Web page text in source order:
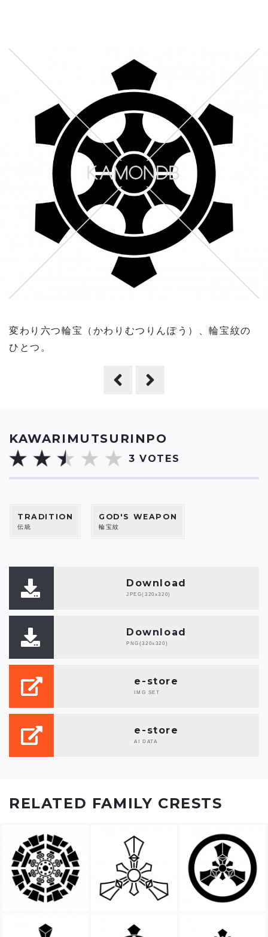
KAWARIMUTSURINPO
3 VOTES
TRADITION
伝統
GOD'S WEAPON
輪宝紋
Download
JPEG(320x320)
Download
PNG(320x320)
e-store
IMG SET
e-store
AI DATA
変わり六つ輪宝（かわりむつりんぽう）、輪宝紋の
ひとつ。
RELATED FAMILY CRESTS